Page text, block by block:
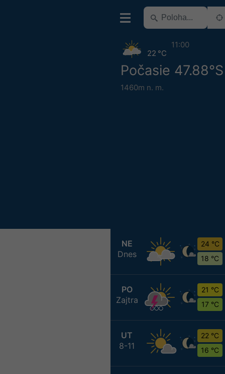
Počasie
1460m n. m.
22 °C
11:00
NE
Dnes
24 °C
18 °C
PO
Zajtra
21 °C
17 °C
UT
8-11
22 °C
16 °C